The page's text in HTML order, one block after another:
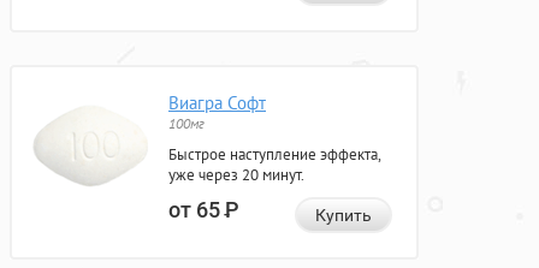
Виагра Софт
100мг
Быстрое наступление эффекта,
уже через 20 минут.
от 65Р Купить